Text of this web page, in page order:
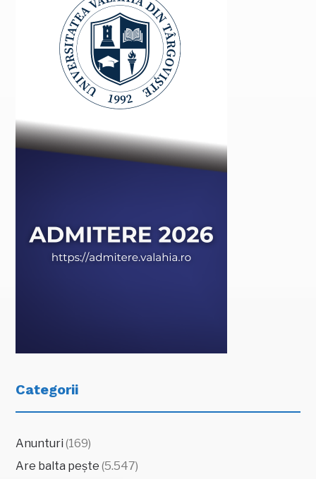
Categorii
Anunturi (169)
Are balta pește (5.547)